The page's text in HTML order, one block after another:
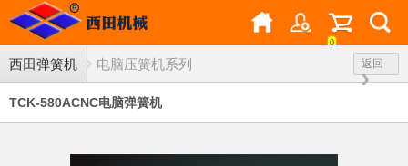
0
西田弹簧机 返回
电脑压簧机系列
TCK-580ACNC电脑弹簧机